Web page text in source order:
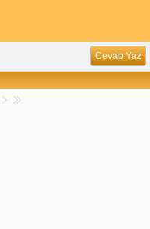
Cevap Yaz